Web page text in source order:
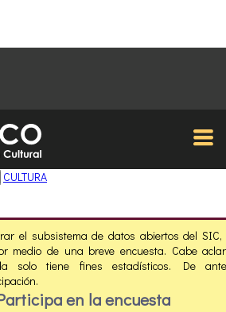
CULTURA
el subsistema de datos abiertos del SIC,
medio de una breve encuesta. Cabe
solo tiene fines estadísticos. De
en la encuesta